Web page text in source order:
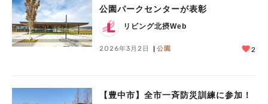
公園パークセンターが表彰
リビング北摂Web
2026年3月2日 公園 2
【豊中市】全市一斉防災訓練に参加！